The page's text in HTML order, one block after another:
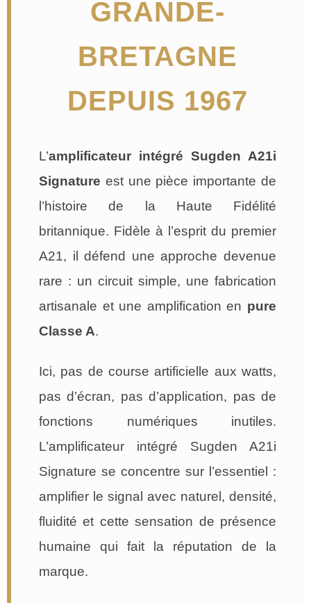
GRANDE-
BRETAGNE
DEPUIS 1967
L’amplificateur intégré Sugden A21i
Signature est une pièce importante de
l’histoire de la Haute Fidélité
britannique. Fidèle à l’esprit du premier
A21, il défend une approche devenue
rare : un circuit simple, une fabrication
artisanale et une amplification en pure
Classe A.
Ici, pas de course artificielle aux watts,
pas d’écran, pas d’application, pas de
fonctions numériques inutiles.
L’amplificateur intégré Sugden A21i
Signature se concentre sur l’essentiel :
amplifier le signal avec naturel, densité,
fluidité et cette sensation de présence
humaine qui fait la réputation de la
marque.